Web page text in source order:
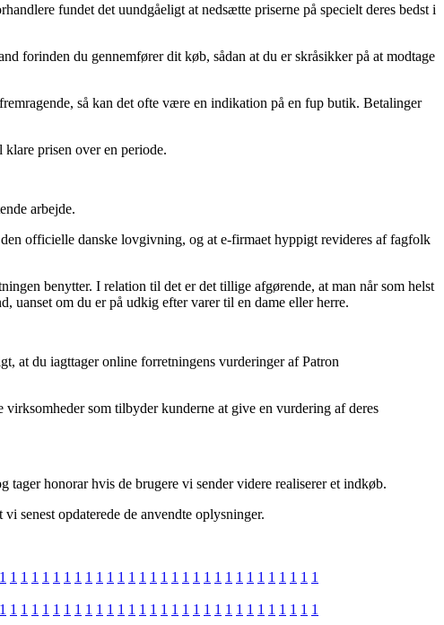
fundet det uundgåeligt at nedsætte priserne på specielt deres bedst i
forinden du gennemfører dit køb, sådan at du er skråsikker på at modtage
så kan det ofte være en indikation på en fup butik. Betalinger
prisen over en periode.
arbejde.
officielle danske lovgivning, og at e-firmaet hyppigt revideres af fagfolk
benytter. I relation til det er det tillige afgørende, at man når som helst
uanset om du er på udkig efter varer til en dame eller herre.
at du iagttager online forretningens vurderinger af Patron
som tilbyder kunderne at give en vurdering af deres
honorar hvis de brugere vi sender videre realiserer et indkøb.
senest opdaterede de anvendte oplysninger.
1 1 1 1 1 1 1 1 1 1 1 1 1 1 1 1 1 1 1 1 1 1 1 1 1 1 1 1 1 1
1 1 1 1 1 1 1 1 1 1 1 1 1 1 1 1 1 1 1 1 1 1 1 1 1 1 1 1 1 1